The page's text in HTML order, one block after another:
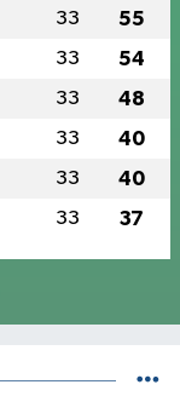
33 55
33 54
33 48
33 40
33 40
33 37